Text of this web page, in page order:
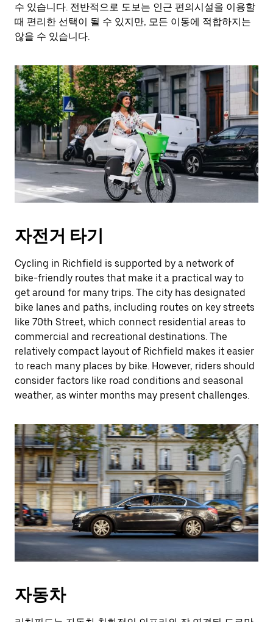
면
Esc
키
를
르
세
요.
수 있습니다. 전반적으로 도보는 인근 편의시설을 이용할
때 편리한 선택이 될 수 있지만, 모든 이동에 적합하지는
않을 수 있습니다.
자전거 타기
Cycling in Richfield is supported by a network of
bike-friendly routes that make it a practical way to
get around for many trips. The city has designated
bike lanes and paths, including routes on key streets
like 70th Street, which connect residential areas to
commercial and recreational destinations. The
relatively compact layout of Richfield makes it easier
to reach many places by bike. However, riders should
consider factors like road conditions and seasonal
weather, as winter months may present challenges.
자동차